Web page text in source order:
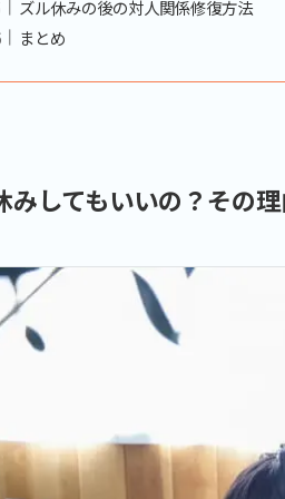
ズル休みの後の対人関係修復方法
まとめ
みしてもいいの？その